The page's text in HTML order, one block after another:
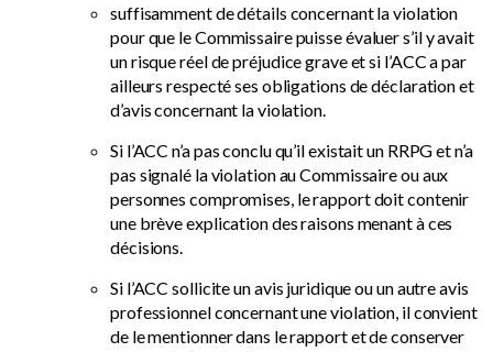
suffisamment de détails concernant la violation
pour que le Commissaire puisse évaluer s’il y avait
un risque réel de préjudice grave et si l’ACC a par
ailleurs respecté ses obligations de déclaration et
d’avis concernant la violation.
Si l’ACC n’a pas conclu qu’il existait un RRPG et n’a
pas signalé la violation au Commissaire ou aux
personnes compromises, le rapport doit contenir
une brève explication des raisons menant à ces
décisions.
Si l’ACC sollicite un avis juridique ou un autre avis
professionnel concernant une violation, il convient
de le mentionner dans le rapport et de conserver